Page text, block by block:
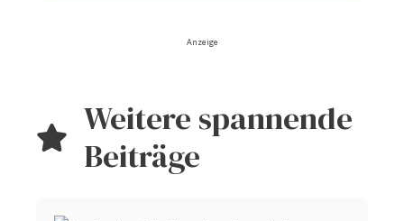
Anzeige
Weitere spannende
Beiträge